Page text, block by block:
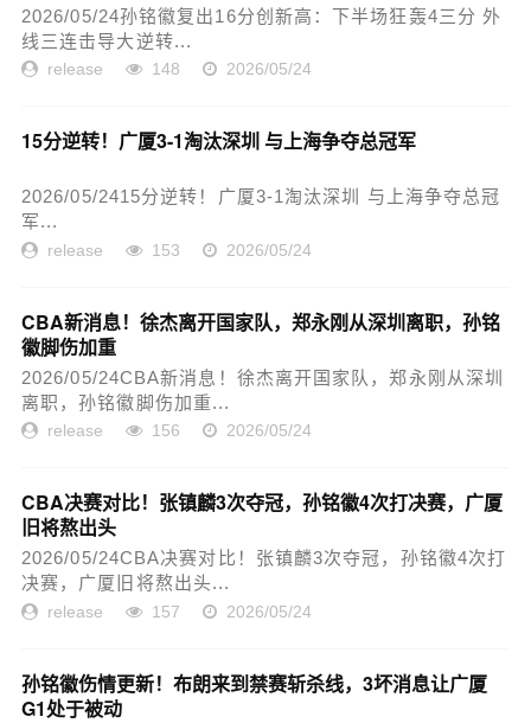
2026/05/24孙铭徽复出16分创新高：下半场狂轰4三分 外
线三连击导大逆转...
release 148 2026/05/24
15分逆转！广厦3-1淘汰深圳 与上海争夺总冠军
2026/05/2415分逆转！广厦3-1淘汰深圳 与上海争夺总冠
军...
release 153 2026/05/24
CBA新消息！徐杰离开国家队，郑永刚从深圳离职，孙铭
徽脚伤加重
2026/05/24CBA新消息！徐杰离开国家队，郑永刚从深圳
离职，孙铭徽脚伤加重...
release 156 2026/05/24
CBA决赛对比！张镇麟3次夺冠，孙铭徽4次打决赛，广厦
旧将熬出头
2026/05/24CBA决赛对比！张镇麟3次夺冠，孙铭徽4次打
决赛，广厦旧将熬出头...
release 157 2026/05/24
孙铭徽伤情更新！布朗来到禁赛斩杀线，3坏消息让广厦
G1处于被动